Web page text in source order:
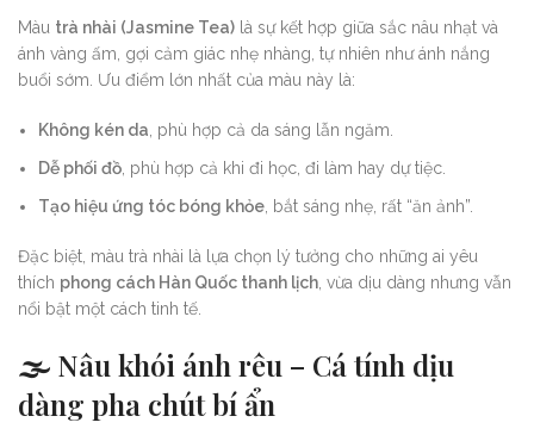
Màu trà nhài (Jasmine Tea) là sự kết hợp giữa sắc nâu nhạt và
ánh vàng ấm, gợi cảm giác nhẹ nhàng, tự nhiên như ánh nắng
buổi sớm. Ưu điểm lớn nhất của màu này là:
Không kén da , phù hợp cả da sáng lẫn ngăm.
Dễ phối đồ , phù hợp cả khi đi học, đi làm hay dự tiệc.
Tạo hiệu ứng tóc bóng khỏe , bắt sáng nhẹ, rất “ăn ảnh”.
Đặc biệt, màu trà nhài là lựa chọn lý tưởng cho những ai yêu
thích phong cách Hàn Quốc thanh lịch , vừa dịu dàng nhưng vẫn
nổi bật một cách tinh tế.
🌫️ Nâu khói ánh rêu – Cá tính dịu
dàng pha chút bí ẩn